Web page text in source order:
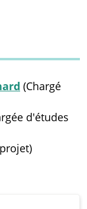
(Chargé
d'études